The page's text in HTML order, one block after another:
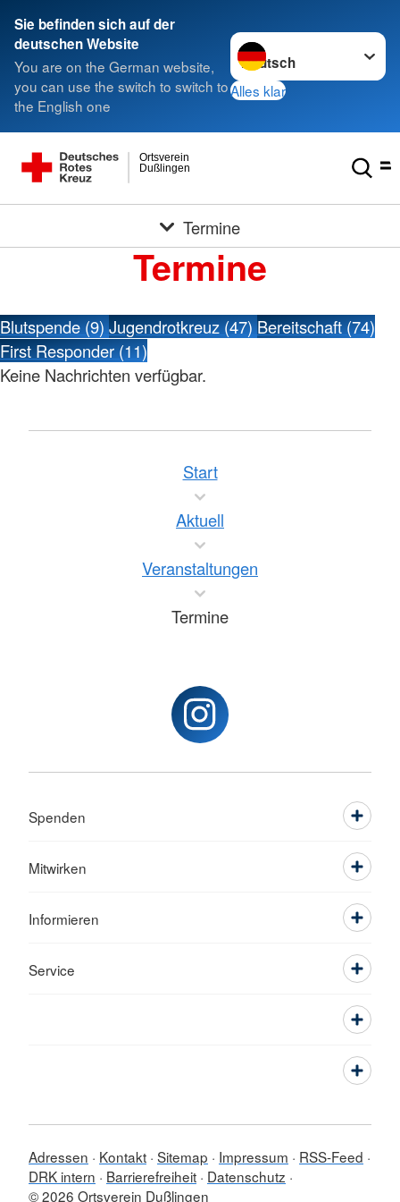
Sie befinden sich auf der
deutschen Website
You are on the German website,
you can use the switch to switch to
the English one
Sprache wechseln zu
Alles klar
Dußlingen
Ortsverein
Termine
Termine
Blutspende (9)Jugendrotkreuz (47)Bereitschaft (74)
First Responder (11)
Keine Nachrichten verfügbar.
Start
Aktuell
Veranstaltungen
Termine
Spenden
Mitwirken
Informieren
Service
Adressen Kontakt Sitemap Impressum
RSS-Feed
DRK intern
Barrierefreiheit Datenschutz
© 2026 Ortsverein Dußlingen